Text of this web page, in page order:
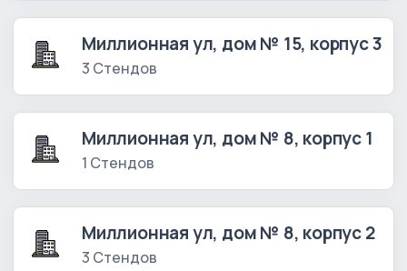
Миллионная ул, дом № 15, корпус 3
3 Стендов
Миллионная ул, дом № 8, корпус 1
1 Стендов
Миллионная ул, дом № 8, корпус 2
3 Стендов